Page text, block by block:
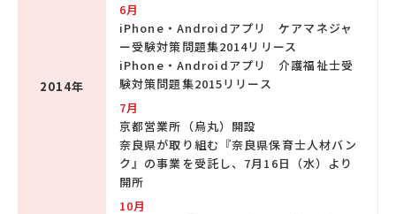
2014年
6月
iPhone・Androidアプリ ケアマネジャ
ー受験対策問題集2014リリース
iPhone・Androidアプリ 介護福祉士受
験対策問題集2015リリース
7月
京都営業所（烏丸）開設
奈良県が取り組む『奈良県保育士人材バン
ク』の事業を受託し、7月16日（水）より
開所
10月